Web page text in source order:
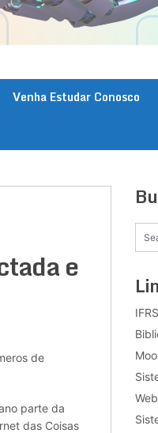
Venha Estudar Conosco
e
de
parte da
das Coisas
IFRS